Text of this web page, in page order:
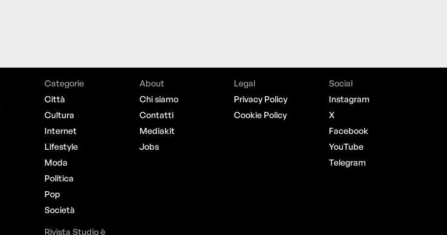
Categorie
Città
Cultura
Internet
Lifestyle
Moda
Politica
Pop
Società
About
Chi siamo
Contatti
Mediakit
Jobs
Legal
Privacy Policy
Cookie Policy
Social
Instagram
X
Facebook
YouTube
Telegram
Rivista Studio è